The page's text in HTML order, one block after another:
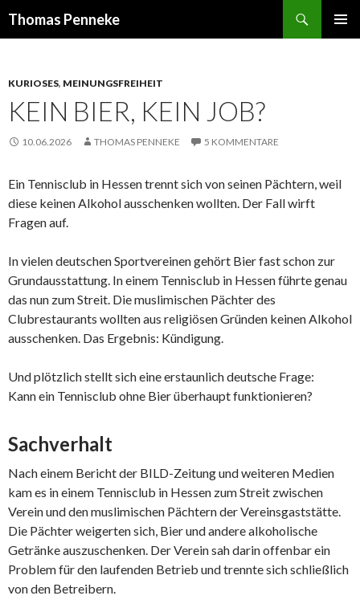
Thomas Penneke
KURIOSES, MEINUNGSFREIHEIT
KEIN BIER, KEIN JOB?
10.06.2026 THOMAS PENNEKE 5 KOMMENTARE
Ein Tennisclub in Hessen trennt sich von seinen Pächtern, weil
diese keinen Alkohol ausschenken wollten. Der Fall wirft
Fragen auf.
In vielen deutschen Sportvereinen gehört Bier fast schon zur
Grundausstattung. In einem Tennisclub in Hessen führte genau
das nun zum Streit. Die muslimischen Pächter des
Clubrestaurants wollten aus religiösen Gründen keinen Alkohol
ausschenken. Das Ergebnis: Kündigung.
Und plötzlich stellt sich eine erstaunlich deutsche Frage:
Kann ein Tennisclub ohne Bier überhaupt funktionieren?
Sachverhalt
Nach einem Bericht der BILD-Zeitung und weiteren Medien
kam es in einem Tennisclub in Hessen zum Streit zwischen
Verein und den muslimischen Pächtern der Vereinsgaststätte.
Die Pächter weigerten sich, Bier und andere alkoholische
Getränke auszuschenken. Der Verein sah darin offenbar ein
Problem für den laufenden Betrieb und trennte sich schließlich
von den Betreibern.